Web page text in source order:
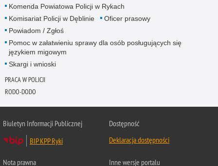
Komenda Powiatowa Policji w Rykach
Komisariat Policji w Dęblinie
Oficer prasowy
Powiadom / Zgłoś
Pomoc w załatwieniu sprawy dla osób posługujących się
językiem migowym
Skargi i wnioski
PRACA W POLICJI
RODO-DODO
Biuletyn Informacji Publicznej
BIP KPP Ryki
Dostępność
Deklaracja dostępności
Nota prawna Inne wersje portalu